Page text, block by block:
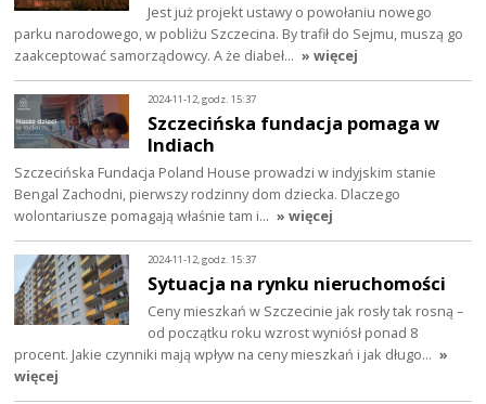
Jest już projekt ustawy o powołaniu nowego
parku narodowego, w pobliżu Szczecina. By trafił do Sejmu, muszą go
zaakceptować samorządowcy. A że diabeł… » więcej
2024-11-12, godz. 15:37
Szczecińska fundacja pomaga w
Indiach
Szczecińska Fundacja Poland House prowadzi w indyjskim stanie
Bengal Zachodni, pierwszy rodzinny dom dziecka. Dlaczego
wolontariusze pomagają właśnie tam i… » więcej
2024-11-12, godz. 15:37
Sytuacja na rynku nieruchomości
Ceny mieszkań w Szczecinie jak rosły tak rosną –
od początku roku wzrost wyniósł ponad 8
procent. Jakie czynniki mają wpływ na ceny mieszkań i jak długo… »
więcej